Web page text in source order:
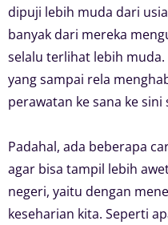
dipuji lebih muda dari
banyak dari mereka
selalu terlihat lebih muda.
yang sampai rela
perawatan ke sana ke
Padahal, ada beberapa
agar bisa tampil lebih
negeri, yaitu dengan
keseharian kita. Seperti